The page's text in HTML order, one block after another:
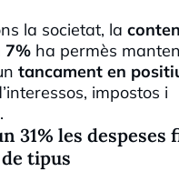
la societat, la
7% ha permès
tancament en
impostos i
31% les despeses
tipus